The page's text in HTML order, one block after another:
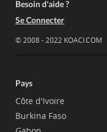
Besoin d'aide ?
Se Connecter
© 2008 - 2022 KOACI.COM
Pays
Côte d'Ivoire
Burkina Faso